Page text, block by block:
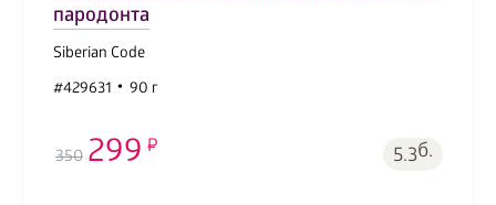
пародонта
Siberian Code
#429631
90 г
350 299 5.3б.